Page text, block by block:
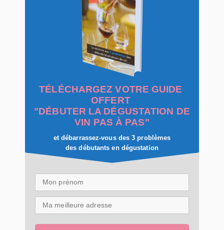
TÉLÉCHARGEZ VOTRE GUIDE
OFFERT
"DÉBUTER LA DÉGUSTATION DE
VIN PAS À PAS"
et débarrassez-vous des 3 problèmes
des débutants en dégustation